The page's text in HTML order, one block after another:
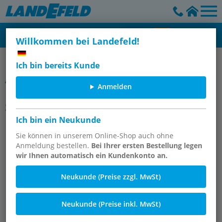
Willkommen bei Landefeld!
Ich bin bereits Kunde
Anmelden
Ich bin ein Neukunde
Sie können in unserem Online-Shop auch ohne
Anmeldung bestellen. Bei Ihrer ersten Bestellung legen
wir Ihnen automatisch ein Kundenkonto an.
Neukunde (Preise zzgl. MwSt)
Neukunde (Preise inkl. MwSt)
Ausblaspistolen & Düsen - Standard
Artikelgruppe
Düsen für Ausblaspistolen -
Schutzschild, Standard